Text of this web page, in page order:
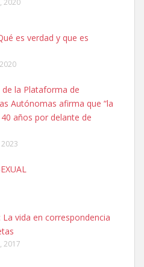
asustada tiene miedo a la
ya que por temas de trabajo
2020
es verdad y que es
de la Plataforma de
Autónomas afirma que “la
años por delante de
La vida en correspondencia
2017